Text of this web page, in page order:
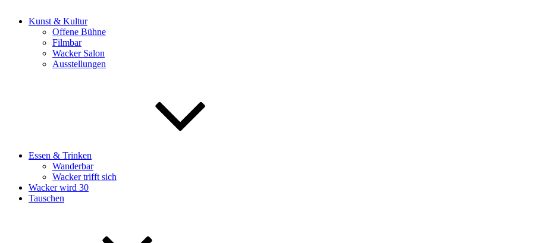
Kunst & Kultur
Offene Bühne
Filmbar
Wacker Salon
Ausstellungen
Essen & Trinken
Wanderbar
Wacker trifft sich
Wacker wird 30
Tauschen